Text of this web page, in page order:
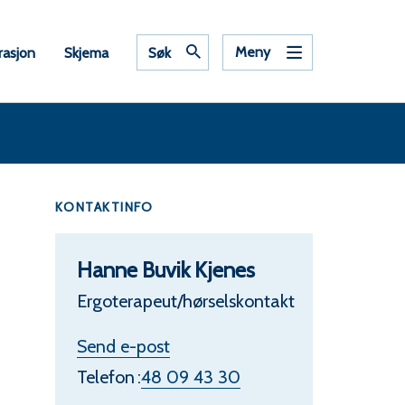
Skjema Søk Meny
KONTAKTINFO
Hanne Buvik Kjenes
Ergoterapeut/hørselskontakt
Send e-postt
i
Telefon48 09 43 30